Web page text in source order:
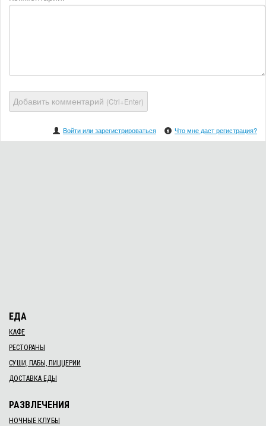
Добавить комментарий (Ctrl+Enter)
Войти или зарегистрироваться Что мне даст регистрация?
ЕДА
КАФЕ
РЕСТОРАНЫ
СУШИ, ПАБЫ, ПИЦЦЕРИИ
ДОСТАВКА ЕДЫ
РАЗВЛЕЧЕНИЯ
НОЧНЫЕ КЛУБЫ